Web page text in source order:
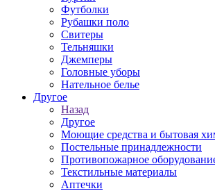
Футболки
Рубашки поло
Свитеры
Тельняшки
Джемперы
Головные уборы
Нательное белье
Другое
Назад
Другое
Моющие средства и бытовая
Постельные принадлежности
Противопожарное
Текстильные материалы
Аптечки